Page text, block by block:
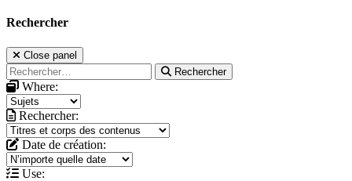
Rechercher
Close panel
Rechercher
Where:
Rechercher:
Date de création:
Use: